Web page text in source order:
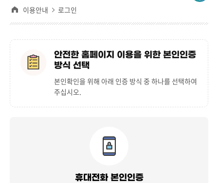
이용안내 로그인
안전한 홈페이지 이용을 위한 본인인증
방식 선택
본인확인을 위해 아래 인증 방식 중 하나를 선택하여
주십시오.
휴대전화 본인인증